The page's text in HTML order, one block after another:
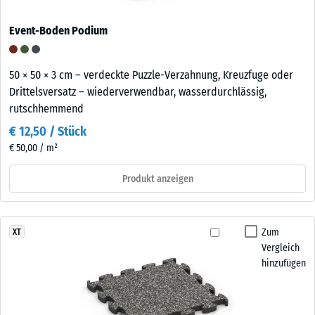
Event-Boden Podium
50 × 50 × 3 cm – verdeckte Puzzle-Verzahnung, Kreuzfuge oder
Drittelsversatz – wiederverwendbar, wasserdurchlässig,
rutschhemmend
€ 12,50 / Stück
€ 50,00 / m²
Produkt anzeigen
Zum
Vergleich
hinzufügen
XT